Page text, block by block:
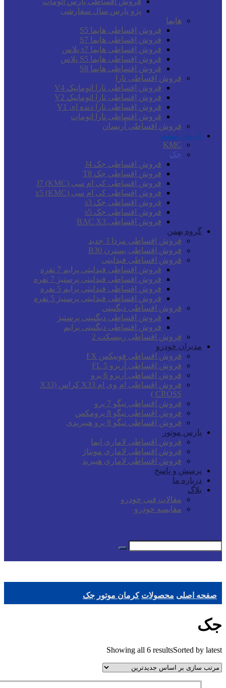
پژو پارس سال سفارشی
هایما
فروش اقساطی هایما S5
فروش اقساطی هایما S7
فروش اقساطی هایما s7 پلاس
فروش اقساطی هایما S5 پلاس
فروش اقساطی هایما S8
فروش اقساطی تارا
فروش اقساطی تارا اتوماتیک V4
فروش اقساطی تارا اتوماتیک V2
فروش اقساطی تارا دنده ای V1
فروش اقساطی تارا اتومات
فروش اقساطی آریسان
کرمان موتور
KMC
جک
فروش اقساطی جک J4
فروش اقساطی جک T8
فروش اقساطی کی ام سی (KMC) J7
فروش اقساطی کی ام سی (KMC) x5
فروش اقساطی جک s3
فروش اقساطی جک s5
فروش اقساطی BAC X3
گروه بهمن
فروش اقساطی مزدا 3 جدید
فروش اقساطی بسترن B30
فروش اقساطی فیدلیتی
فروش اقساطی فیدلیتی پرایم 7 نفره
فروش اقساطی فیدلیتی پرستیژ 7 نفره
فروش اقساطی فیدلیتی پرایم 5 نفره
فروش اقساطی فیدلیتی پرستیژ 5 نفره
فروش اقساطی دیگنیتی
فروش اقساطی دیگنیتی پرستیژ
فروش اقساطی دیگنیتی پرایم
فروش اقساطی ریپسکت 2
مدیران خودرو
فروش اقساطی فونیکس FX
فروش اقساطی آریزو 5 FL
فروش اقساطی آریزو 6 پرو
فروش اقساطی ام وی ام X33 کراس (X33
CROSS )
فروش اقساطی تیگو 7 پرو
فروش اقساطی تیگو 8 پرومکس
فروش اقساطی تیگو 8 پرو هیبریدی
پارس موتور
فروش اقساطی لاماری ایما
فروش اقساطی لاماری مونتاژ
فروش اقساطی لاماری هیبرید
پرسش و پاسخ
درباره ما
بلاگ
مقالات فنی خودرو
مقایسه خودرو
صفحه اصلی محصولات کرمان موتور جک
جک
Showing all 6 resultsSorted by latest